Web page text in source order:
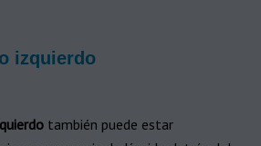
izquierdo
también puede estar